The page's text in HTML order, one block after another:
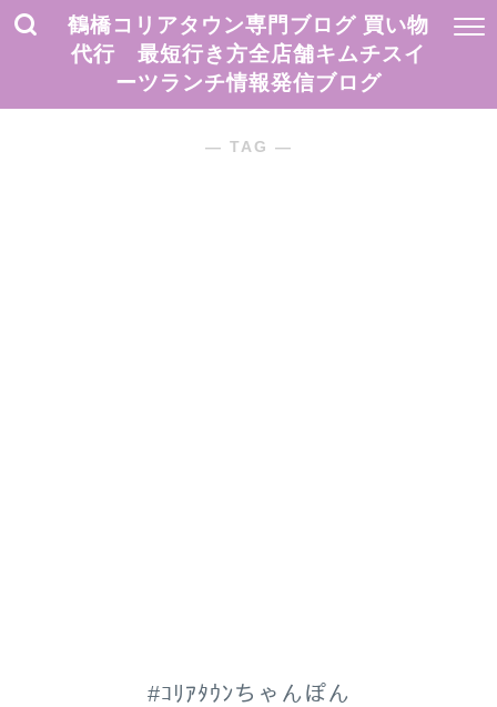
鶴橋コリアタウン専門ブログ 買い物
代行 最短行き方全店舗キムチスイ
ーツランチ情報発信ブログ
― TAG ―
#ｺﾘｱﾀｳﾝちゃんぽん